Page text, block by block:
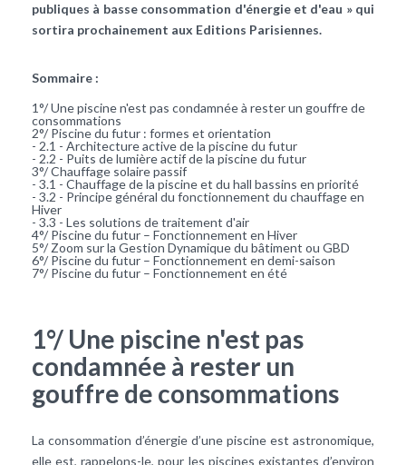
publiques à basse consommation d'énergie et d'eau » qui
sortira prochainement aux Editions Parisiennes.
Sommaire :
1°/ Une piscine n'est pas condamnée à rester un gouffre de
consommations
2°/ Piscine du futur : formes et orientation
- 2.1 - Architecture active de la piscine du futur
- 2.2 - Puits de lumière actif de la piscine du futur
3°/ Chauffage solaire passif
- 3.1 - Chauffage de la piscine et du hall bassins en priorité
- 3.2 - Principe général du fonctionnement du chauffage en
Hiver
- 3.3 - Les solutions de traitement d'air
4°/ Piscine du futur – Fonctionnement en Hiver
5°/ Zoom sur la Gestion Dynamique du bâtiment ou GBD
6°/ Piscine du futur – Fonctionnement en demi-saison
7°/ Piscine du futur – Fonctionnement en été
1°/ Une piscine n'est pas
condamnée à rester un
gouffre de consommations
La consommation d’énergie d’une piscine est astronomique,
elle est, rappelons-le, pour les piscines existantes d’environ